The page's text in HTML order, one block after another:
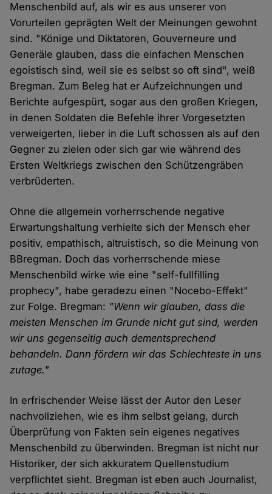
Menschenbild auf, als wir es aus unserer von
Vorurteilen geprägten Welt der Meinungen gewohnt
sind. "Könige und Diktatoren, Gouverneure und
Generäle glauben, dass die einfachen Menschen
egoistisch sind, weil sie es selbst so oft sind", weiß
Bregman. Zum Beleg hat er Aufzeichnungen und
Berichte aufgespürt, sogar aus den großen Kriegen,
in denen Soldaten die Befehle ihrer Vorgesetzten
verweigerten, lieber in die Luft schossen als auf den
Gegner zu zielen oder sich gar wie während des
Ersten Weltkriegs zwischen den Schützengräben
verbrüderten.
Ohne die allgemein vorherrschende negative
Erwartungshaltung verhielte sich der Mensch eher
positiv, empathisch, altruistisch, so die Meinung von
BBregman. Doch das vorherrschende miese
Menschenbild wirke wie eine "self-fullfilling
prophecy", habe geradezu einen "Nocebo-Effekt"
zur Folge. Bregman: "Wenn wir glauben, dass die
meisten Menschen im Grunde nicht gut sind, werden
wir uns gegenseitig auch dementsprechend
behandeln. Dann fördern wir das Schlechteste in uns
zutage."
In erfrischender Weise lässt der Autor den Leser
nachvollziehen, wie es ihm selbst gelang, durch
Überprüfung von Fakten sein eigenes negatives
Menschenbild zu überwinden. Bregman ist nicht nur
Historiker, der sich akkuratem Quellenstudium
verpflichtet sieht. Bregman ist eben auch Journalist,